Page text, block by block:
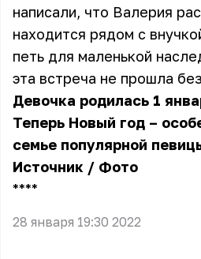
написали, что Валерия
находится рядом с
петь для маленькой
эта встреча не прошла
Девочка родилась 1
Теперь Новый год –
семье популярной
Источник / Фото
** **
28 января 19:30 2022